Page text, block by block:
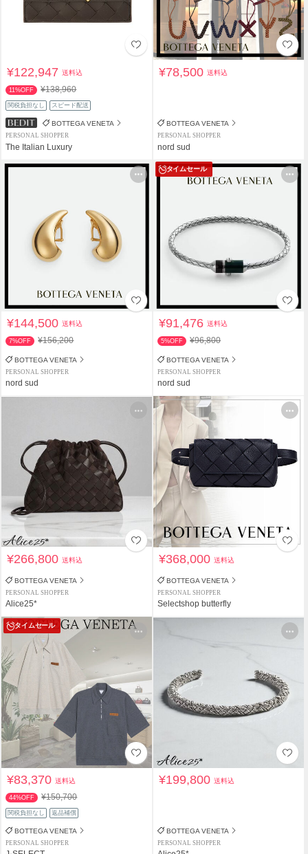
¥122,947送料込
11%OFF ¥138,960
関税負担なし スピード配送
BOTTEGA VENETA
PERSONAL SHOPPER
The Italian Luxury
¥78,500送料込
BOTTEGA VENETA
PERSONAL SHOPPER
nord sud
¥144,500送料込
7%OFF ¥156,200
BOTTEGA VENETA
PERSONAL SHOPPER
nord sud
タイムセール
¥91,476送料込
5%OFF ¥96,800
BOTTEGA VENETA
PERSONAL SHOPPER
nord sud
¥266,800送料込
BOTTEGA VENETA
PERSONAL SHOPPER
Alice25*
¥368,000送料込
BOTTEGA VENETA
PERSONAL SHOPPER
Selectshop butterfly
タイムセール
¥83,370送料込
44%OFF ¥150,700
関税負担なし 返品補償
BOTTEGA VENETA
PERSONAL SHOPPER
¥199,800送料込
BOTTEGA VENETA
PERSONAL SHOPPER